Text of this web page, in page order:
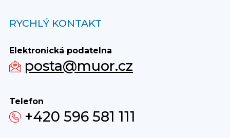
RYCHLÝ KONTAKT
Elektronická podatelna
posta@muor.cz
Telefon
+420 596 581 111